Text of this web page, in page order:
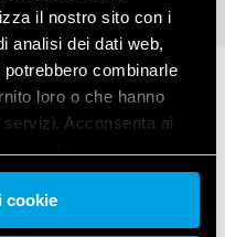
il nostro sito con i
analisi dei dati web,
combinarle
loro o che hanno
Acconsenta ai
a
cookie